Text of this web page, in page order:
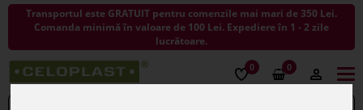
Transportul este GRATUIT pentru comenzile mai mari de 350 Lei.
Comanda minimă în valoare de 100 Lei. Expediere în 1 - 2 zile
lucrătoare.
0 0